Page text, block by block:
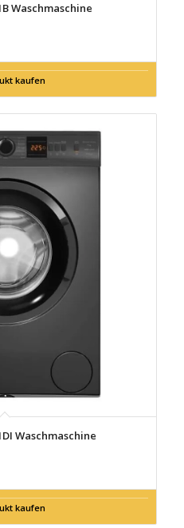
Waschmaschine
kaufen
Waschmaschine
kaufen